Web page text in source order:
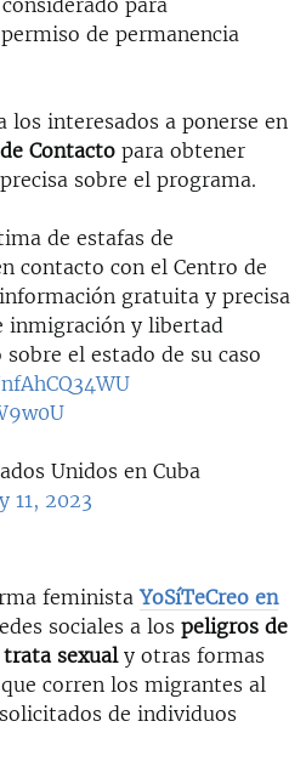
de permanencia
los interesados a ponerse en
Contacto para obtener
sobre el programa.
de estafas de
contacto con el Centro de
gratuita y precisa
inmigración y libertad
sobre el estado de su caso
Unidos en Cuba
11, 2023
feminista YoSíTeCreo en
sociales a los peligros de
sexual y otras formas
corren los migrantes al
de individuos